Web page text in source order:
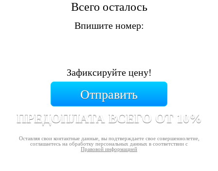
Всего осталось
Впишите номер:
Зафиксируйте цену!
Отправить
ПРЕДОПЛАТА ВСЕГО ОТ 10%
Оставляя свои контактные данные, вы подтверждаете свое совершеннолетие,
соглашаетесь на обработку персональных данных в соответствии с
Правовой информацией